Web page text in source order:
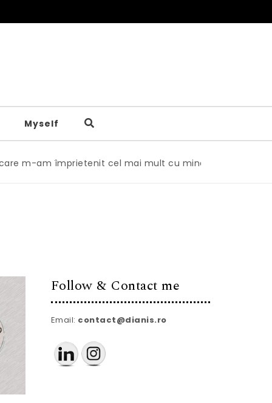
Myself
împrietenit cel mai mult cu mine | Poți să-ți
Follow & Contact me
Email: contact@dianis.ro